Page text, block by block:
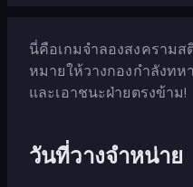
นี่คือเกมจำลองสงคราม
หมายให้วางกองกำลังท
และเอาชนะฝ่ายตรงข้าม!
วันที่วางจำหน่าย